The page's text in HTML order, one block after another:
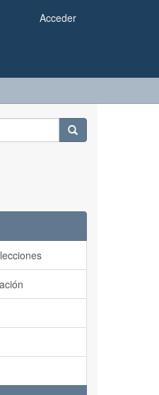
Acceder